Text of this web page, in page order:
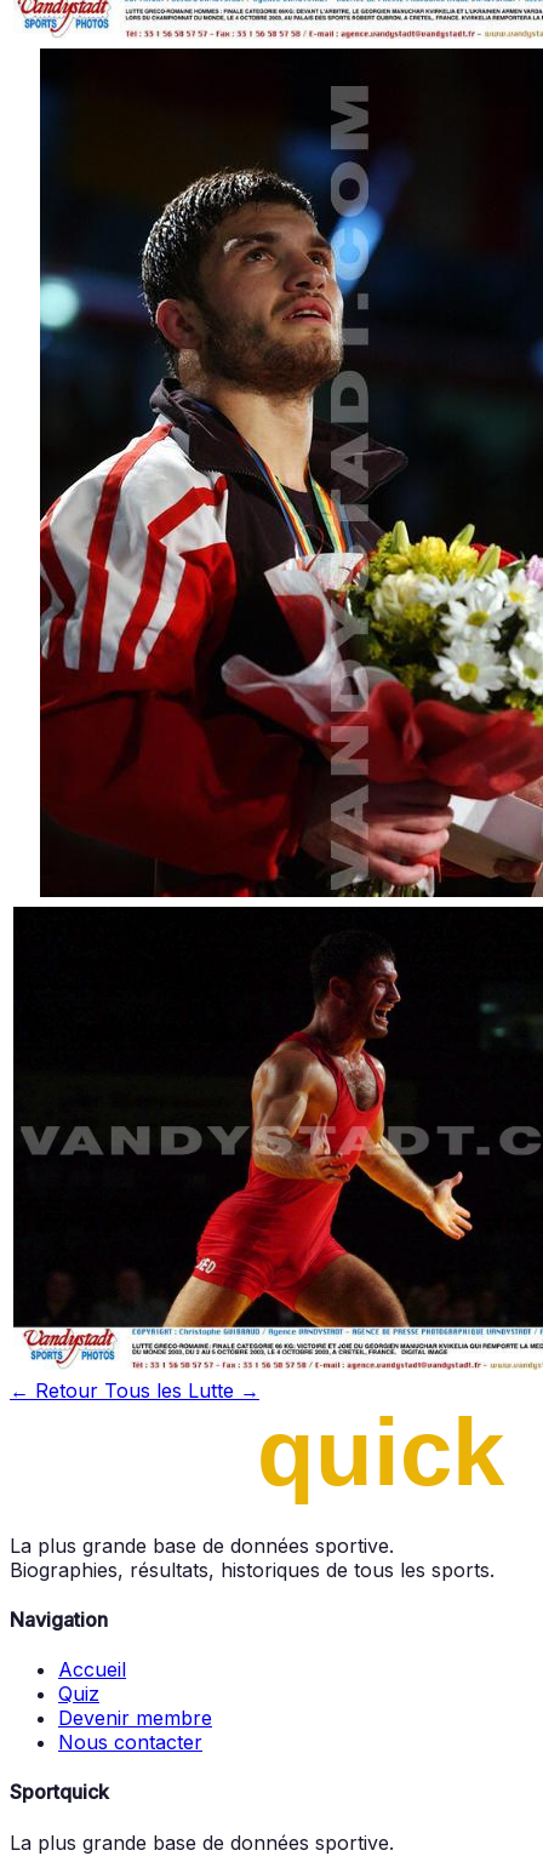
← Retour Tous les Lutte →
La plus grande base de données sportive.
Biographies, résultats, historiques de tous les sports.
Navigation
Accueil
Quiz
Devenir membre
Nous contacter
Sportquick
La plus grande base de données sportive.